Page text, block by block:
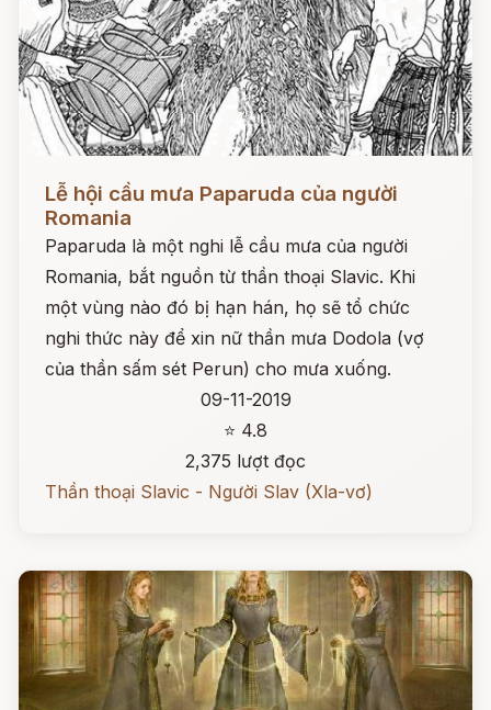
Đọc ngay
Lễ hội cầu mưa Paparuda của người
Romania
Paparuda là một nghi lễ cầu mưa của người
Romania, bắt nguồn từ thần thoại Slavic. Khi
một vùng nào đó bị hạn hán, họ sẽ tổ chức
nghi thức này để xin nữ thần mưa Dodola (vợ
của thần sấm sét Perun) cho mưa xuống.
09-11-2019
⭐ 4.8
2,375 lượt đọc
Thần thoại Slavic - Người Slav (Xla-vơ)